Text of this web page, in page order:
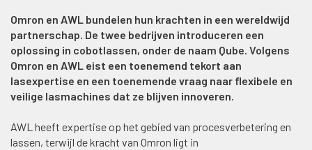
Omron en AWL bundelen hun krachten in een wereldwijd
partnerschap. De twee bedrijven introduceren een
oplossing in cobotlassen, onder de naam Qube. Volgens
Omron en AWL eist een toenemend tekort aan
lasexpertise en een toenemende vraag naar flexibele en
veilige lasmachines dat ze blijven innoveren.
AWL heeft expertise op het gebied van procesverbetering en
lassen, terwijl de kracht van Omron ligt in